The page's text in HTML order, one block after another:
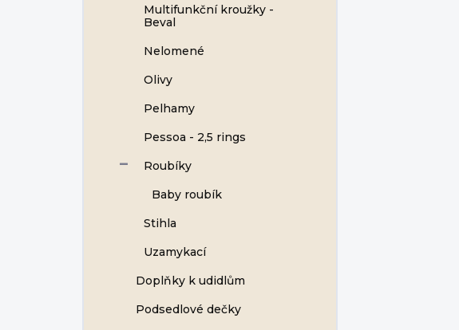
Multifunkční kroužky -
Beval
Nelomené
Olivy
Pelhamy
Pessoa - 2,5 rings
Roubíky
Baby roubík
Stihla
Uzamykací
Doplňky k udidlům
Podsedlové dečky